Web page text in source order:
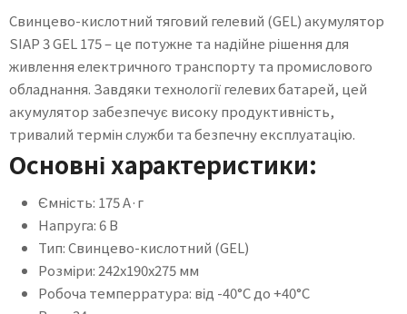
Свинцево-кислотний тяговий гелевий (GEL) акумулятор
SIAP 3 GEL 175 – це потужне та надійне рішення для
живлення електричного транспорту та промислового
обладнання. Завдяки технології гелевих батарей, цей
акумулятор забезпечує високу продуктивність,
тривалий термін служби та безпечну експлуатацію.
Основні характеристики:
Ємність: 175 А·г
Напруга: 6 В
Тип: Свинцево-кислотний (GEL)
Розміри: 242х190х275 мм
Робоча темперратура: від -40°C до +40°C